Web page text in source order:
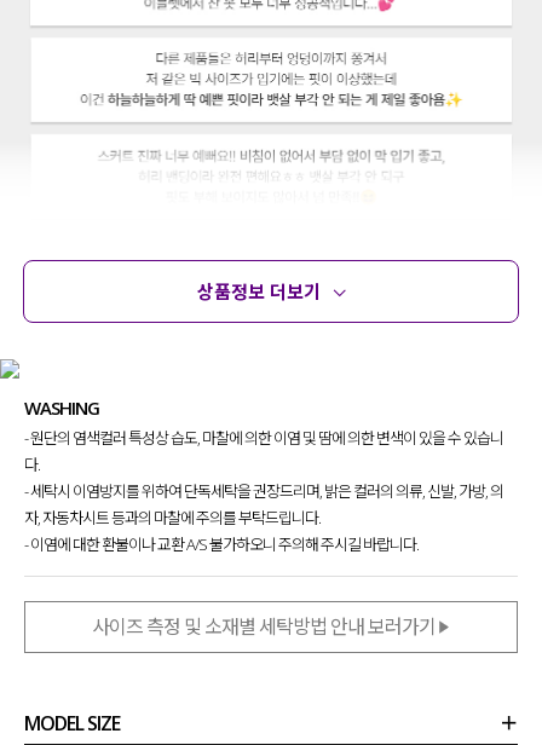
상품정보 더보기
WASHING
- 원단의 염색컬러 특성상 습도, 마찰에 의한 이염 및 땀에 의한 변색이 있을 수 있습니
다.
- 세탁시 이염방지를 위하여 단독세탁을 권장드리며, 밝은 컬러의 의류, 신발, 가방, 의
자, 자동차시트 등과의 마찰에 주의를 부탁드립니다.
- 이염에 대한 환불이나 교환 A/S 불가하오니 주의해 주시길 바랍니다.
사이즈 측정 및 소재별 세탁방법 안내 보러가기
MODEL SIZE